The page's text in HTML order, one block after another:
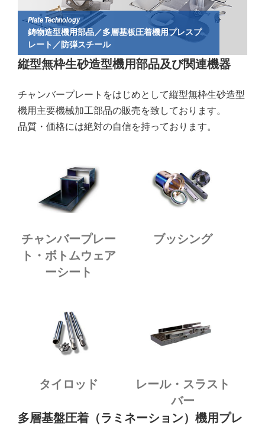
Plate Technology
鋳物造型機用部品／多層基板圧着機用プレスプ
レート／防弾スチール
縦型無枠生砂造型機用部品及び関連機器
チャンバープレートをはじめとして縦型無枠生砂造型
機用主要機械加工部品の販売を致しております。
品質・価格には絶対の自信を持っております。
チャンバープレー
ト・ボトムウェア
ーシート
ブッシング
タイロッド
レール・スラスト
バー
多層基盤圧着（ラミネーション）機用プレ